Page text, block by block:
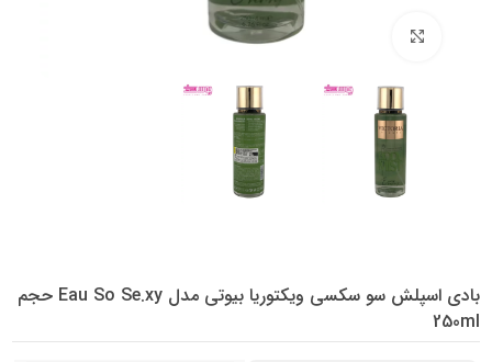
بزرگنمایی تصویر
بادی اسپلش سو سکسی ویکتوریا بیوتی مدل Eau So Se.xy حجم
250ml